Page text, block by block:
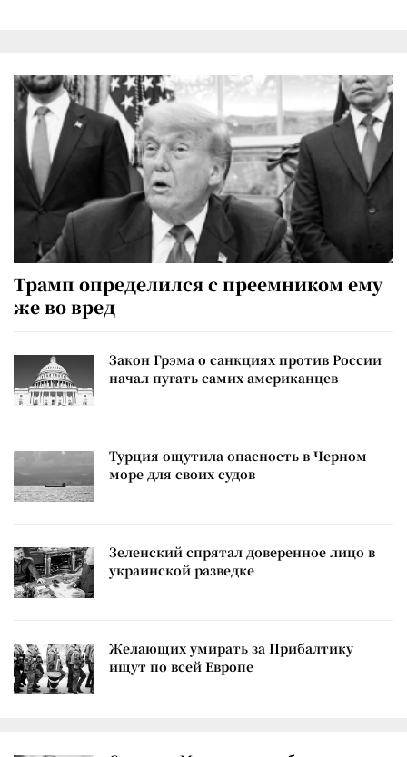
Трамп определился с преемником ему
же во вред
Закон Грэма о санкциях против России
начал пугать самих американцев
Турция ощутила опасность в Черном
море для своих судов
Зеленский спрятал доверенное лицо в
украинской разведке
Желающих умирать за Прибалтику
ищут по всей Европе